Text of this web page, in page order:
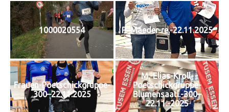
1000020554 P.-Maeder-re.-22.11.2025
Frauen-Poetschickgruppe-
300–22.11.2025
M.-Elias-Kroll-
Poetschickgruppe-
Blumensaatl.-300–
22.11.-2025